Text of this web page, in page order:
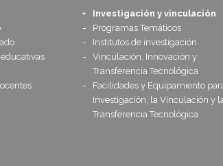
Investigación y vinculación
Programas Temáticos
Institutos de investigación
Vinculación, Innovación y
Transferencia Tecnológica
Facilidades y Equipamiento
Investigación, la Vinculación y
Transferencia Tecnológica